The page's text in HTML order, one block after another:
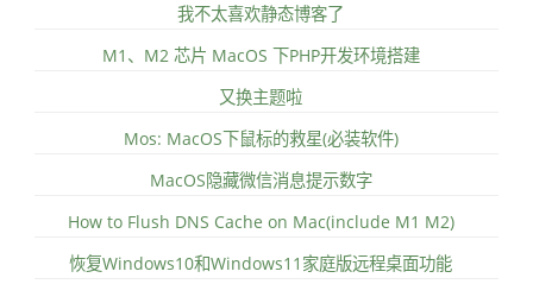
我不太喜欢静态博客了
M1、M2 芯片 MacOS 下PHP开发环境搭建
又换主题啦
Mos: MacOS下鼠标的救星(必装软件)
MacOS隐藏微信消息提示数字
How to Flush DNS Cache on Mac(include M1 M2)
恢复Windows10和Windows11家庭版远程桌面功能